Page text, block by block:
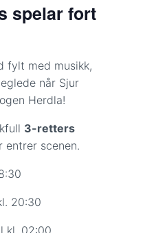
spelar fort
fylt med musikk,
når Sjur
Herdla!
3-retters
scenen.
20:30
kl. 02:00